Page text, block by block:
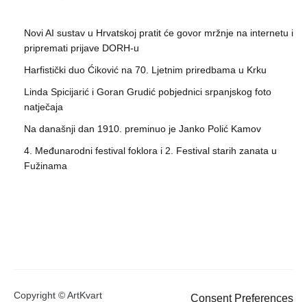
Novi AI sustav u Hrvatskoj pratit će govor mržnje na internetu i
pripremati prijave DORH-u
Harfistički duo Ćiković na 70. Ljetnim priredbama u Krku
Linda Spicijarić i Goran Grudić pobjednici srpanjskog foto
natječaja
Na današnji dan 1910. preminuo je Janko Polić Kamov
4. Međunarodni festival foklora i 2. Festival starih zanata u
Fužinama
Copyright © ArtKvart Consent Preferences